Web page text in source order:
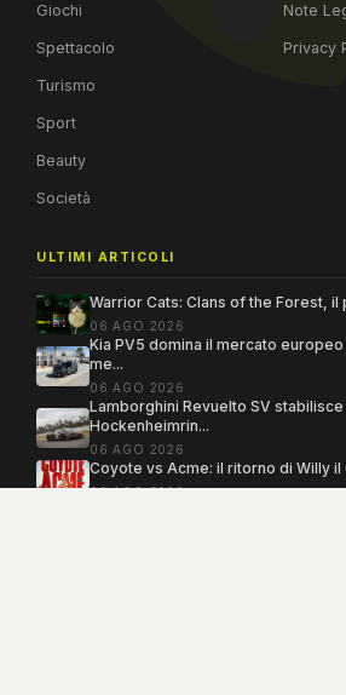
Giochi
Spettacolo
Turismo
Sport
Beauty
Società
Note
Privacy
ULTIMI ARTICOLI
Warrior Cats: Clans of the Forest,
06 AGO 2026
Kia PV5 domina il mercato
me...
06 AGO 2026
Lamborghini Revuelto SV
Hockenheimrin...
06 AGO 2026
Coyote vs Acme: il ritorno di Willy il
06 AGO 2026